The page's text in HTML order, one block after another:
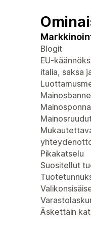
Blogit
EU-
italia, saksa
Pikakatselu
Suositellut
Äskettäin